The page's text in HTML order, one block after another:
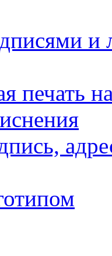
и
печать